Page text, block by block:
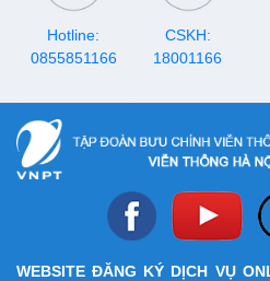
Hotline:
0855851166
CSKH:
18001166
WEBSITE ĐĂNG KÝ DỊCH VỤ